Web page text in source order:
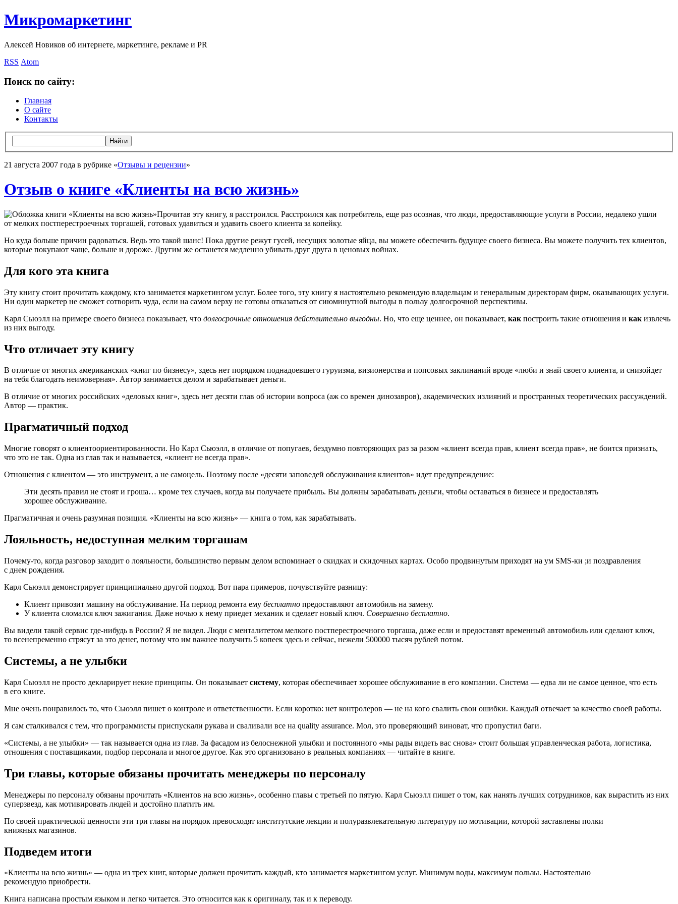
Микромаркетинг
Алексей Новиков об интернете, маркетинге, рекламе и PR
RSS Atom
Поиск по сайту:
Главная
О сайте
Контакты
21 августа 2007 года в рубрике «Отзывы и рецензии»
Отзыв о книге «Клиенты на всю жизнь»
Прочитав эту книгу, я расстроился. Расстроился как потребитель, еще раз осознав, что люди, предоставляющие услуги в России, недалеко ушли
от мелких постперестроечных торгашей, готовых удавиться и удавить своего клиента за копейку.
Но куда больше причин радоваться. Ведь это такой шанс! Пока другие режут гусей, несущих золотые яйца, вы можете обеспечить будущее своего бизнеса. Вы можете получить тех клиентов,
которые покупают чаще, больше и дороже. Другим же останется медленно убивать друг друга в ценовых войнах.
Для кого эта книга
Эту книгу стоит прочитать каждому, кто занимается маркетингом услуг. Более того, эту книгу я настоятельно рекомендую владельцам и генеральным директорам фирм, оказывающих услуги.
Ни один маркетер не сможет сотворить чуда, если на самом верху не готовы отказаться от сиюминутной выгоды в пользу долгосрочной перспективы.
Карл Сьюэлл на примере своего бизнеса показывает, что долгосрочные отношения действительно выгодны. Но, что еще ценнее, он показывает, как построить такие отношения и как извлечь
из них выгоду.
Что отличает эту книгу
В отличие от многих американских «книг по бизнесу», здесь нет порядком поднадоевшего гуруизма, визионерства и попсовых заклинаний вроде «люби и знай своего клиента, и снизойдет
на тебя благодать неимоверная». Автор занимается делом и зарабатывает деньги.
В отличие от многих российских «деловых книг», здесь нет десяти глав об истории вопроса (аж со времен динозавров), академических излияний и пространных теоретических рассуждений.
Автор — практик.
Прагматичный подход
Многие говорят о клиентоориентированности. Но Карл Сьюэлл, в отличие от попугаев, бездумно повторяющих раз за разом «клиент всегда прав, клиент всегда прав», не боится признать,
что это не так. Одна из глав так и называется, «клиент не всегда прав».
Отношения с клиентом — это инструмент, а не самоцель. Поэтому после «десяти заповедей обслуживания клиентов» идет предупреждение:
Эти десять правил не стоят и гроша… кроме тех случаев, когда вы получаете прибыль. Вы должны зарабатывать деньги, чтобы оставаться в бизнесе и предоставлять
хорошее обслуживание.
Прагматичная и очень разумная позиция. «Клиенты на всю жизнь» — книга о том, как зарабатывать.
Лояльность, недоступная мелким торгашам
Почему-то, когда разговор заходит о лояльности, большинство первым делом вспоминает о скидках и скидочных картах. Особо продвинутым приходят на ум SMS-ки ;и поздравления
с днем рождения.
Карл Сьюэлл демонстрирует принципиально другой подход. Вот пара примеров, почувствуйте разницу:
Клиент привозит машину на обслуживание. На период ремонта ему бесплатно предоставляют автомобиль на замену.
У клиента сломался ключ зажигания. Даже ночью к нему приедет механик и сделает новый ключ. Совершенно бесплатно.
Вы видели такой сервис где-нибудь в России? Я не видел. Люди с менталитетом мелкого постперестроечного торгаша, даже если и предоставят временный автомобиль или сделают ключ,
то всенепременно стрясут за это денег, потому что им важнее получить 5 копеек здесь и сейчас, нежели 500000 тысяч рублей потом.
Системы, а не улыбки
Карл Сьюэлл не просто декларирует некие принципы. Он показывает систему, которая обеспечивает хорошее обслуживание в его компании. Система — едва ли не самое ценное, что есть
в его книге.
Мне очень понравилось то, что Сьюэлл пишет о контроле и ответственности. Если коротко: нет контролеров — не на кого свалить свои ошибки. Каждый отвечает за качество своей работы.
Я сам сталкивался с тем, что программисты приспускали рукава и сваливали все на quality assurance. Мол, это проверяющий виноват, что пропустил баги.
«Системы, а не улыбки» — так называется одна из глав. За фасадом из белоснежной улыбки и постоянного «мы рады видеть вас снова» стоит большая управленческая работа, логистика,
отношения с поставщиками, подбор персонала и многое другое. Как это организовано в реальных компаниях — читайте в книге.
Три главы, которые обязаны прочитать менеджеры по персоналу
Менеджеры по персоналу обязаны прочитать «Клиентов на всю жизнь», особенно главы с третьей по пятую. Карл Сьюэлл пишет о том, как нанять лучших сотрудников, как вырастить из них
суперзвезд, как мотивировать людей и достойно платить им.
По своей практической ценности эти три главы на порядок превосходят институтские лекции и полуразвлекательную литературу по мотивации, которой заставлены полки
книжных магазинов.
Подведем итоги
«Клиенты на всю жизнь» — одна из трех книг, которые должен прочитать каждый, кто занимается маркетингом услуг. Минимум воды, максимум пользы. Настоятельно
рекомендую приобрести.
Книга написана простым языком и легко читается. Это относится как к оригиналу, так и к переводу.